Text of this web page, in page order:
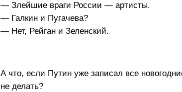
— Злейшие враги России — артисты.
— Галкин и Пугачева?
— Нет, Рейган и Зеленский.
А что, если Путин уже записал все
не делать?